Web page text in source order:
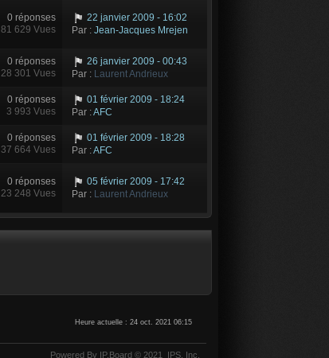
0 réponses
81 629 Vues
22 janvier 2009 - 16:02
Par : Jean-Jacques Mrejen
0 réponses
28 301 Vues
26 janvier 2009 - 00:43
Par : Laurent Andrieux
0 réponses
3 993 Vues
01 février 2009 - 18:24
Par :AFC
0 réponses
37 664 Vues
01 février 2009 - 18:28
Par :AFC
0 réponses
23 248 Vues
05 février 2009 - 17:42
Par : Laurent Andrieux
Heure actuelle : 24 oct. 2021 06:15
Powered By IP.Board © 2021 IPS, Inc